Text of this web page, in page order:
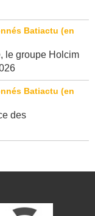
groupe Holcim
des